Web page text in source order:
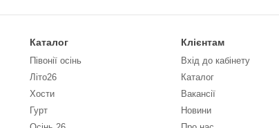
Каталог
Півонії осінь
Літо26
Хости
Гурт
Клієнтам
Вхід до кабінету
Каталог
Вакансії
Новини